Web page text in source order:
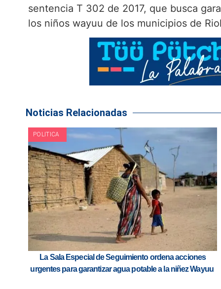
sentencia T 302 de 2017, que busca
los niños wayuu de los municipios de
Noticias Relacionadas
POLITICA
La Sala Especial de Seguimiento ordena acciones
urgentes para garantizar agua potable a la niñez Wayuu